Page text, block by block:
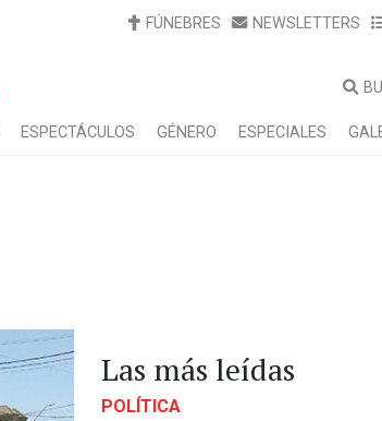
FÚNEBRES NEWSLETTERS
ESPECTÁCULOS GÉNERO ESPECIALES
Las más leídas
POLÍTICA